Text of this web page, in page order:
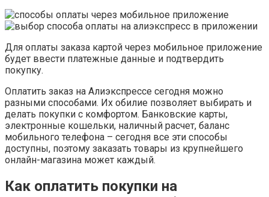
Для оплаты заказа картой через мобильное приложение
будет ввести платежные данные и подтвердить
покупку.
Оплатить заказ на Алиэкспрессе сегодня можно
разными способами. Их обилие позволяет выбирать и
делать покупки с комфортом. Банковские карты,
электронные кошельки, наличный расчет, баланс
мобильного телефона – сегодня все эти способы
доступны, поэтому заказать товары из крупнейшего
онлайн-магазина может каждый.
Как оплатить покупки на